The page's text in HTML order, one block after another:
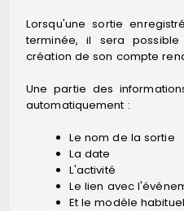
Lorsqu'une sortie
terminée, il sera
création de son compte
Une partie des
automatiquement :
Le nom de la sortie
La date
L'activité
Le lien avec
Et le modèle